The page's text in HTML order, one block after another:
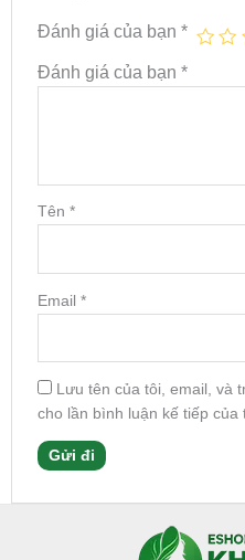
Đánh giá của bạn *
Đánh giá của bạn *
Tên *
Email *
Lưu tên của tôi, email, và
cho lần bình luận kế tiếp của